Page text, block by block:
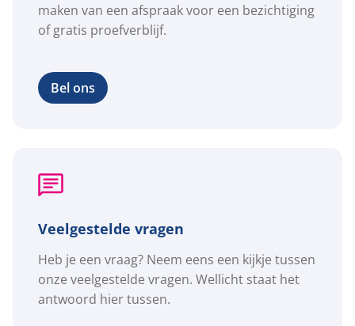
maken van een afspraak voor een bezichtiging
of gratis proefverblijf.
Bel ons
Veelgestelde vragen
Heb je een vraag? Neem eens een kijkje tussen
onze veelgestelde vragen. Wellicht staat het
antwoord hier tussen.